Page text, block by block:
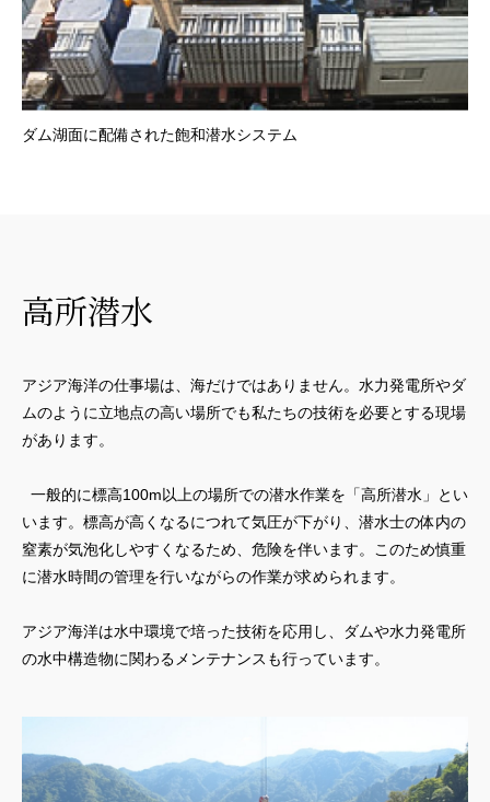
ダム湖面に配備された飽和潜水システム
高所潜水
アジア海洋の仕事場は、海だけではありません。水力発電所やダ
ムのように立地点の高い場所でも私たちの技術を必要とする現場
があります。
一般的に標高100m以上の場所での潜水作業を「高所潜水」とい
います。標高が高くなるにつれて気圧が下がり、潜水士の体内の
窒素が気泡化しやすくなるため、危険を伴います。このため慎重
に潜水時間の管理を行いながらの作業が求められます。
アジア海洋は水中環境で培った技術を応用し、ダムや水力発電所
の水中構造物に関わるメンテナンスも行っています。